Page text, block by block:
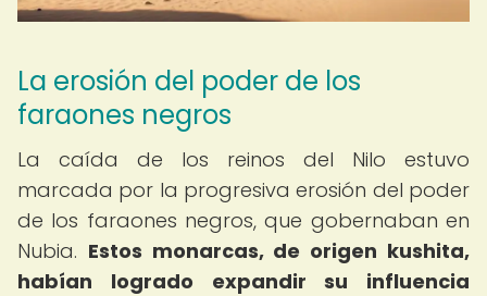
La erosión del poder de los
faraones negros
La caída de los reinos del Nilo estuvo
marcada por la progresiva erosión del poder
de los faraones negros, que gobernaban en
Nubia. Estos monarcas, de origen kushita,
habían logrado expandir su influencia